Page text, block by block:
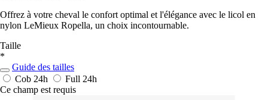
Offrez à votre cheval le confort optimal et l'élégance avec le licol en
nylon LeMieux Ropella, un choix incontournable.
Taille
*
Guide des tailles
Cob 24h Full 24h
Ce champ est requis